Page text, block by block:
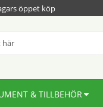
öppet köp
& TILLBEHÖR